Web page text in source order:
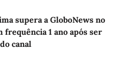
supera a GloboNews no
frequência 1 ano após ser
canal